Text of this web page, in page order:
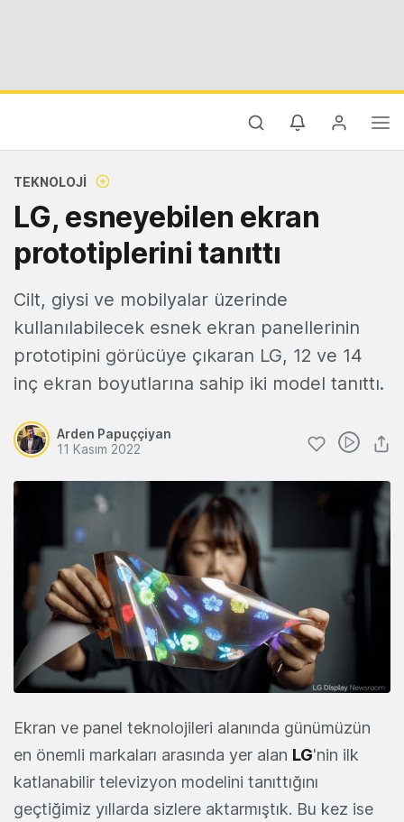
TEKNOLOJI
LG, esneyebilen ekran
prototiplerini tanıttı
Cilt, giysi ve mobilyalar üzerinde
kullanılabilecek esnek ekran panellerinin
prototipini görücüye çıkaran LG, 12 ve 14
inç ekran boyutlarına sahip iki model tanıttı.
Arden Papuççiyan
11 Kasım 2022
Ekran ve panel teknolojileri alanında günümüzün
en önemli markaları arasında yer alan LG'nin ilk
katlanabilir televizyon modelini tanıttığını
geçtiğimiz yıllarda sizlere aktarmıştık. Bu kez ise